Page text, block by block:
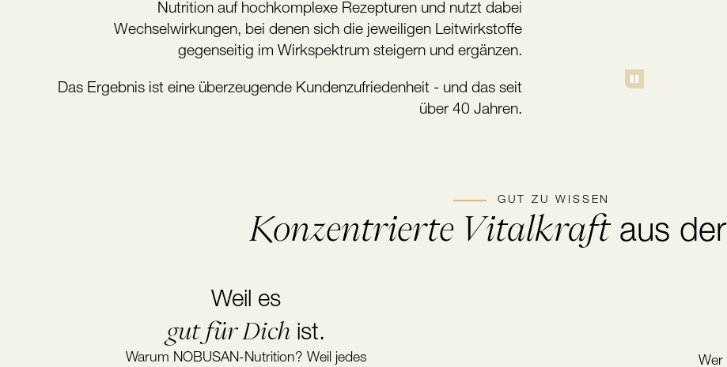
Nutrition auf hochkomplexe Rezepturen und nutzt dabei
Wechselwirkungen, bei denen sich die jeweiligen Leitwirkstoffe
gegenseitig im Wirkspektrum steigern und ergänzen.
Das Ergebnis ist eine überzeugende Kundenzufriedenheit - und das seit
über 40 Jahren.
GUT ZU WISSEN
Konzentrierte Vitalkraftaus
Weil es
gut für Dich ist.
Warum NOBUSAN-Nutrition? Weil jedes
Wer